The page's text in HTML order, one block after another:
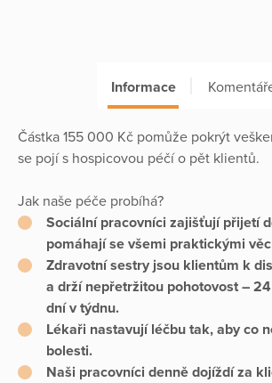
Informace
Částka 155 000 Kč pomůže pokrýt
se pojí s hospicovou péčí o pět klientů.
Jak naše péče probíhá?
Sociální pracovníci zajišťují přijetí
pomáhají se všemi praktickými
Zdravotní sestry jsou klientům k
a drží nepřetržitou pohotovost –
dní v týdnu.
Lékaři nastavují léčbu tak, aby co
bolesti.
Naši pracovníci denně dojíždí za